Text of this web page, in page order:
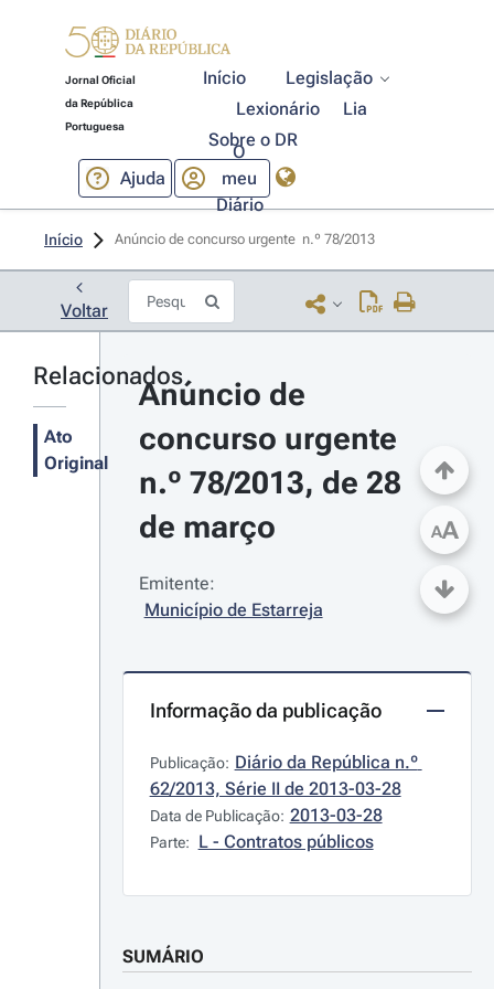
Jornal Oficial
da República
Portuguesa
Início
Legislação
Lexionário
Lia
Sobre o DR
Ajuda
O
meu
Diário
Início Anúncio de concurso urgente  n.º 78/2013
Voltar
Relacionados
Ato
Original
Anúncio de
concurso urgente
n.º 78/2013, de 28
de março
Emitente:
Município de Estarreja
Informação da publicação
Publicação: Diário da República n.º
62/2013, Série II de 2013-03-28
Data de Publicação: 2013-03-28
Parte: L - Contratos públicos
SUMÁRIO
AA